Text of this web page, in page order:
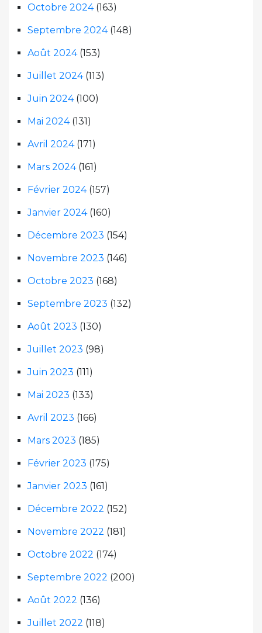
Octobre 2024(163)
Septembre 2024(148)
Août 2024(153)
Juillet 2024(113)
Juin 2024(100)
Mai 2024(131)
Avril 2024(171)
Mars 2024(161)
Février 2024(157)
Janvier 2024(160)
Décembre 2023 (154)
Novembre 2023 (146)
Octobre 2023 (168)
Septembre 2023 (132)
Août 2023 (130)
Juillet 2023 (98)
Juin 2023 (111)
Mai 2023 (133)
Avril 2023 (166)
Mars 2023 (185)
Février 2023 (175)
Janvier 2023 (161)
Décembre 2022 (152)
Novembre 2022 (181)
Octobre 2022 (174)
Septembre 2022 (200)
Août 2022 (136)
Juillet 2022 (118)